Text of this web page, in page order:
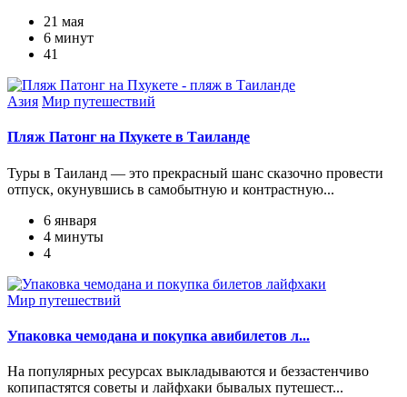
21 мая
6 минут
41
Азия Мир путешествий
Пляж Патонг на Пхукете в Таиланде
Туры в Таиланд — это прекрасный шанс сказочно провести
отпуск, окунувшись в самобытную и контрастную...
6 января
4 минуты
4
Мир путешествий
Упаковка чемодана и покупка авибилетов л...
На популярных ресурсах выкладываются и беззастенчиво
копипастятся советы и лайфхаки бывалых путешест...